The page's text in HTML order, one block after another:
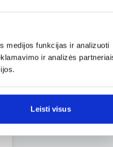
medijos funkcijas ir analizuoti
ir analizės
Leisti visus